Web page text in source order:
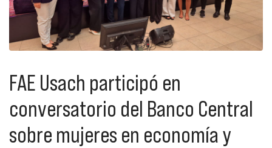
FAE Usach participó en
conversatorio del Banco Central
sobre mujeres en economía y